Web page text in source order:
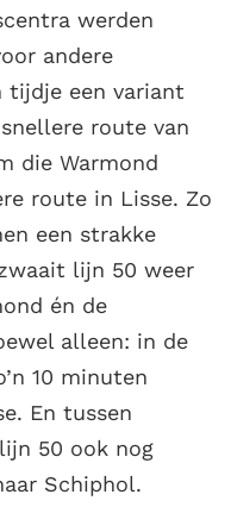
werden
andere
tijdje een variant
route van
die Warmond
route in Lisse. Zo
een strakke
lijn 50 weer
én de
alleen: in de
10 minuten
En tussen
50 ook nog
Schiphol.